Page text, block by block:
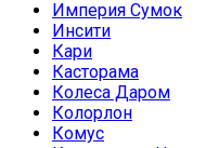
Империя Сумок
Инсити
Кари
Касторама
Колеса Даром
Колорлон
Комус